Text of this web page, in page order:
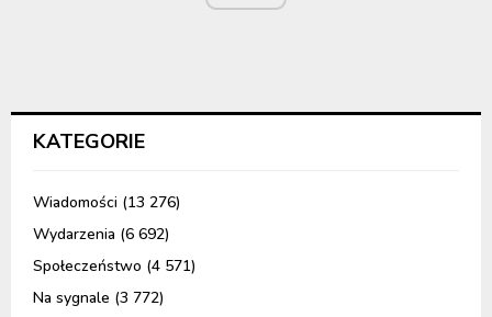
KATEGORIE
Wiadomości (13 276)
Wydarzenia (6 692)
Społeczeństwo (4 571)
Na sygnale (3 772)